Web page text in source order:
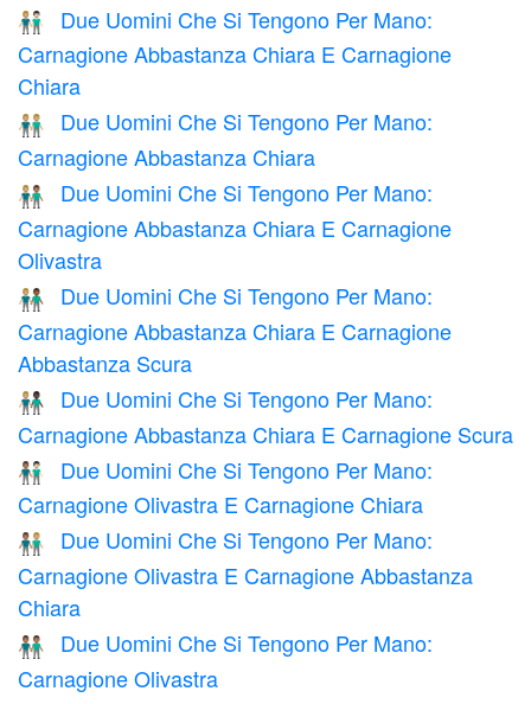
👨🏼‍🤝‍👨🏻
Due Uomini Che Si Tengono Per Mano:
Carnagione Abbastanza Chiara E Carnagione
Chiara
👬🏼
Due Uomini Che Si Tengono Per Mano:
Carnagione Abbastanza Chiara
👨🏼‍🤝‍👨🏽
Due Uomini Che Si Tengono Per Mano:
Carnagione Abbastanza Chiara E Carnagione
Olivastra
👨🏼‍🤝‍👨🏾
Due Uomini Che Si Tengono Per Mano:
Carnagione Abbastanza Chiara E Carnagione
Abbastanza Scura
👨🏼‍🤝‍👨🏿
Due Uomini Che Si Tengono Per Mano:
Carnagione Abbastanza Chiara E Carnagione Scura
👨🏽‍🤝‍👨🏻
Due Uomini Che Si Tengono Per Mano:
Carnagione Olivastra E Carnagione Chiara
👨🏽‍🤝‍👨🏼
Due Uomini Che Si Tengono Per Mano:
Carnagione Olivastra E Carnagione Abbastanza
Chiara
👬🏽
Due Uomini Che Si Tengono Per Mano:
Carnagione Olivastra